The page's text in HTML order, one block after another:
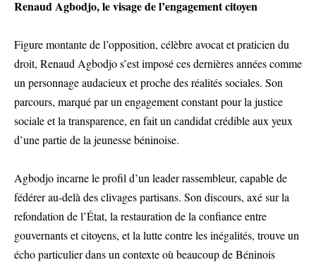
Renaud Agbodjo, le visage de l’engagement citoyen
Figure montante de l’opposition, célèbre avocat et praticien du
droit, Renaud Agbodjo s’est imposé ces dernières années comme
un personnage audacieux et proche des réalités sociales. Son
parcours, marqué par un engagement constant pour la justice
sociale et la transparence, en fait un candidat crédible aux yeux
d’une partie de la jeunesse béninoise.
Agbodjo incarne le profil d’un leader rassembleur, capable de
fédérer au-delà des clivages partisans. Son discours, axé sur la
refondation de l’État, la restauration de la confiance entre
gouvernants et citoyens, et la lutte contre les inégalités, trouve un
écho particulier dans un contexte où beaucoup de Béninois